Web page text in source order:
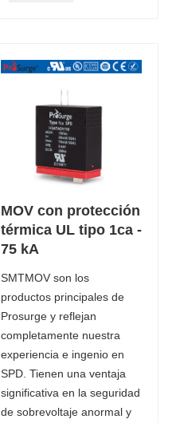
MOV con protección
térmica UL tipo 1ca -
75 kA
SMTMOV son los
productos principales de
Prosurge y reflejan
completamente nuestra
experiencia e ingenio en
SPD. Tienen una ventaja
significativa en la seguridad
de sobrevoltaje anormal y